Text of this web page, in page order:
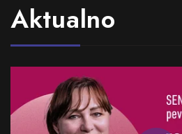
Aktualno